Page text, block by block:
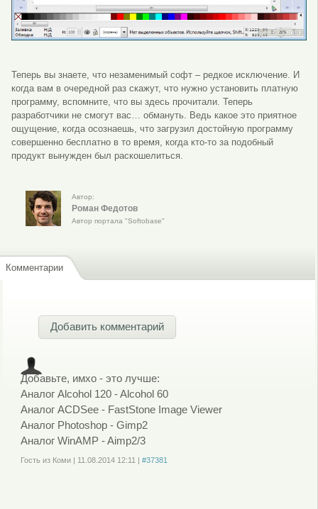
Теперь вы знаете, что незаменимый софт – редкое исключение. И
когда вам в очередной раз скажут, что нужно установить платную
программу, вспомните, что вы здесь прочитали. Теперь
разработчики не смогут вас… обмануть. Ведь какое это приятное
ощущение, когда осознаешь, что загрузил достойную программу
совершенно бесплатно в то время, когда кто-то за подобный
продукт вынужден был раскошелиться.
Автор:
Роман Федотов
Автор портала "Softobase"
Комментарии
Добавить комментарий
Добавьте, имхо - это лучше:
Аналог Alcohol 120 - Alcohol 60
Аналог ACDSee - FastStone Image Viewer
Аналог Photoshop - Gimp2
Аналог WinAMP - Aimp2/3
Гость из Коми | 11.08.2014 12:11 |#37381